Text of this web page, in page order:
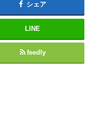
シェア
LINE
feedly